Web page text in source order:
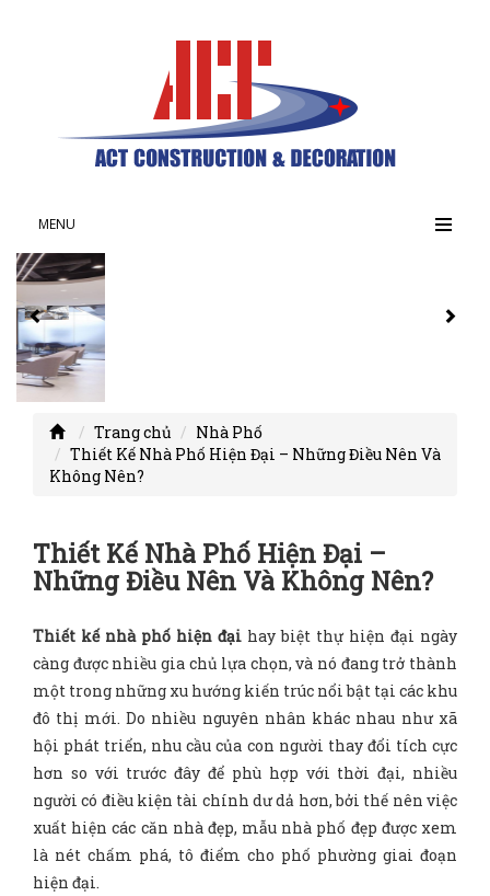
MENU
Trang chủ
Nhà Phố
Thiết Kế Nhà Phố Hiện Đại – Những Điều Nên Và
Không Nên?
Thiết Kế Nhà Phố Hiện Đại –
Những Điều Nên Và Không Nên?
Thiết kế nhà phố hiện đại hay biệt thự hiện đại ngày
càng được nhiều gia chủ lựa chọn, và nó đang trở thành
một trong những xu hướng kiến trúc nổi bật tại các khu
đô thị mới. Do nhiều nguyên nhân khác nhau như xã
hội phát triển, nhu cầu của con người thay đổi tích cực
hơn so với trước đây để phù hợp với thời đại, nhiều
người có điều kiện tài chính dư dả hơn, bởi thế nên việc
xuất hiện các căn nhà đẹp, mẫu nhà phố đẹp được xem
là nét chấm phá, tô điểm cho phố phường giai đoạn
hiện đại.